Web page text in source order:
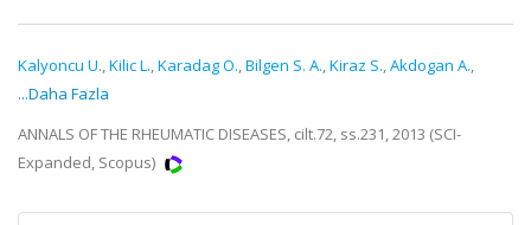
Kalyoncu U.,Kilic L.,Karadag O.,Bilgen S. A.,Kiraz S.,Akdogan A.,
...Daha Fazla
ANNALS OF THE RHEUMATIC DISEASES, cilt.72, ss.231, 2013 (SCI-
Expanded, Scopus)